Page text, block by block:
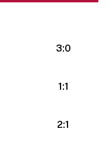
3:0
1:1
2:1